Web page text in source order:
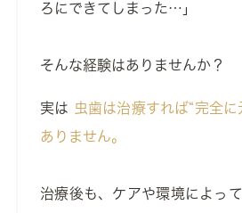
ろにできてしまった…」
そんな経験はありませんか？
実は 虫歯は治療すれば“完全
ありません。
治療後も、ケアや環境によっ